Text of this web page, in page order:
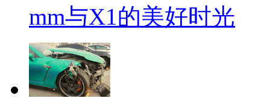
mm与X1的美好时光